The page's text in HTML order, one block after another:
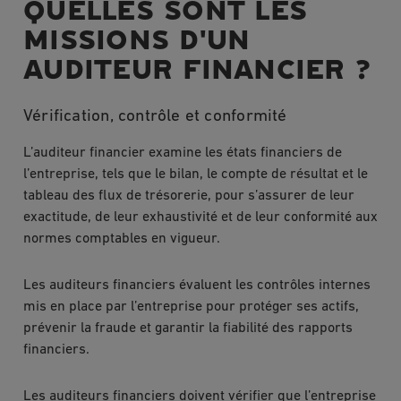
QUELLES SONT LES
MISSIONS D'UN
AUDITEUR FINANCIER ?
Vérification, contrôle et conformité
L’auditeur financier examine les états financiers de
l’entreprise, tels que le bilan, le compte de résultat et le
tableau des flux de trésorerie, pour s’assurer de leur
exactitude, de leur exhaustivité et de leur conformité aux
normes comptables en vigueur.
Les auditeurs financiers évaluent les contrôles internes
mis en place par l’entreprise pour protéger ses actifs,
prévenir la fraude et garantir la fiabilité des rapports
financiers.
Les auditeurs financiers doivent vérifier que l’entreprise